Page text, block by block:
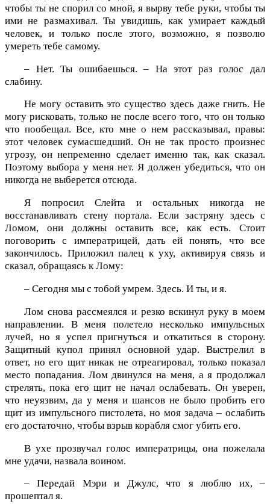
чтобы ты не спорил со мной, я вырву тебе руки, чтобы ты
ими не размахивал. Ты увидишь, как умирает каждый
человек, и только после этого, возможно, я позволю
умереть тебе самому.
– Нет. Ты ошибаешься. – На этот раз голос дал
слабину.
Не могу оставить это существо здесь даже гнить. Не
могу рисковать, только не после всего того, что он только
что пообещал. Все, кто мне о нем рассказывал, правы:
этот человек сумасшедший. Он не так просто произнес
угрозу, он непременно сделает именно так, как сказал.
Поэтому выбора у меня нет. Я должен убедиться, что он
никогда не выберется отсюда.
Я попросил Слейта и остальных никогда не
восстанавливать стену портала. Если застряну здесь с
Ломом, они должны оставить все, как есть. Стоит
поговорить с императрицей, дать ей понять, что все
закончилось. Приложил палец к уху, активируя связь и
сказал, обращаясь к Лому:
– Сегодня мы с тобой умрем. Здесь. И ты, и я.
Лом снова рассмеялся и резко вскинул руку в моем
направлении. В меня полетело несколько импульсных
лучей, но я успел пригнуться и откатиться в сторону.
Защитный купол принял основной удар. Выстрелил в
ответ, но его щит никак не отреагировал, только показал
место попадания. Лом двинулся на меня, а я продолжал
стрелять, пока его щит не начал ослабевать. Он уверен,
что неуязвим, да у меня и шансов не было пробить его
щит из импульсного пистолета, но моя задача – ослабить
его достаточно, чтобы взрыв корабля смог убить его.
В ухе прозвучал голос императрицы, она пожелала
мне удачи, назвала воином.
– Передай Мэри и Джулс, что я люблю их, –
прошептал я.